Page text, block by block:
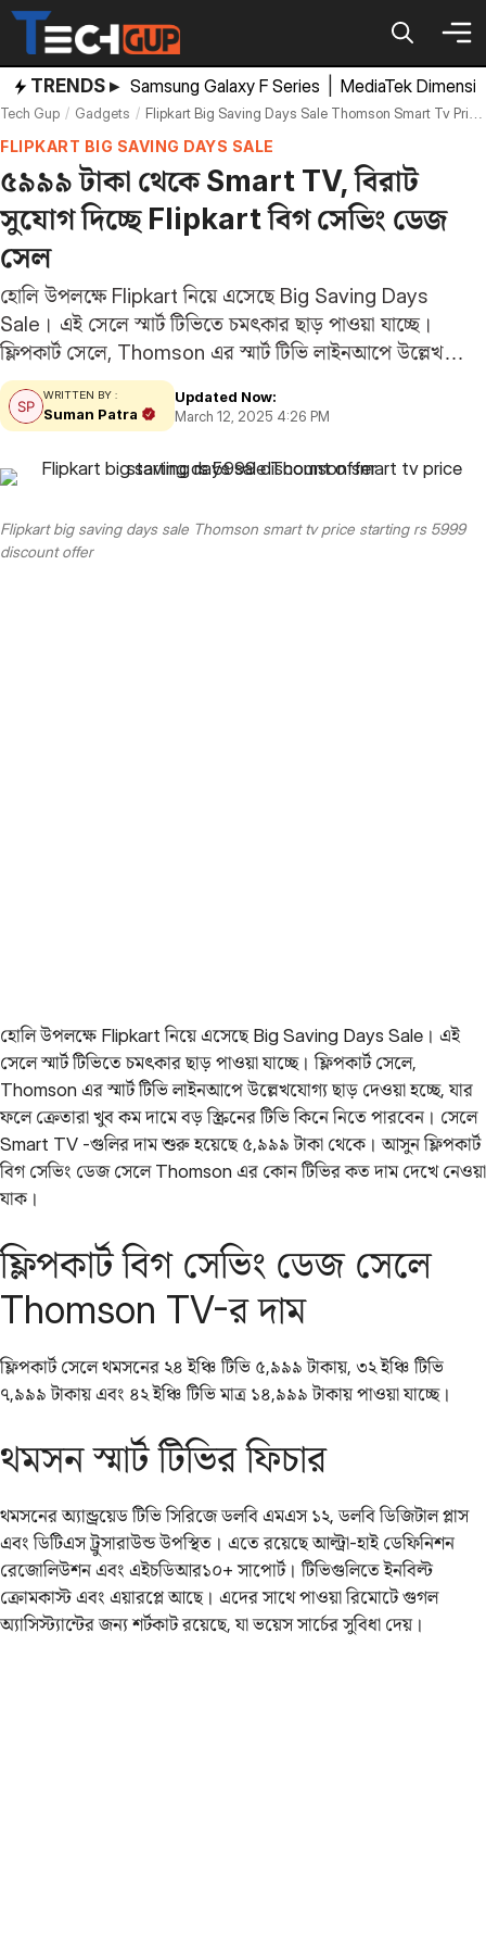
Skip
content
TRENDS ▸ Samsung Galaxy F Series MediaTek
Tech Gup Gadgets Flipkart Big Saving Days Sale Thomson Smart Tv Price Starting Rs 5999 Discount Offer
FLIPKART BIG SAVING DAYS SALE
৫৯৯৯ টাকা থেকে Smart TV, বিরাট
সুযোগ দিচ্ছে Flipkart বিগ সেভিং ডেজ
সেল
হোলি উপলক্ষে Flipkart নিয়ে এসেছে Big Saving Days
Sale। এই সেলে স্মার্ট টিভিতে চমৎকার ছাড় পাওয়া যাচ্ছে।
ফ্লিপকার্ট সেলে, Thomson এর স্মার্ট টিভি লাইনআপে উল্লেখযোগ্য
ছাড় দেওয়া হচ্ছে, যার ফলে ক্রেতারা খুব কম দামে বড় স্ক্রিনের টিভি
কিনে নিতে পারবেন।…
WRITTEN BY :
Suman Patra
Updated Now:
March 12, 2025 4:26 PM
Flipkart big saving days sale Thomson smart tv price starting rs 5999
discount offer
হোলি উপলক্ষে Flipkart নিয়ে এসেছে Big Saving Days Sale। এই
সেলে স্মার্ট টিভিতে চমৎকার ছাড় পাওয়া যাচ্ছে। ফ্লিপকার্ট সেলে,
Thomson এর স্মার্ট টিভি লাইনআপে উল্লেখযোগ্য ছাড় দেওয়া হচ্ছে, যার
ফলে ক্রেতারা খুব কম দামে বড় স্ক্রিনের টিভি কিনে নিতে পারবেন। সেলে
Smart TV -গুলির দাম শুরু হয়েছে ৫,৯৯৯ টাকা থেকে। আসুন ফ্লিপকার্ট
বিগ সেভিং ডেজ সেলে Thomson এর কোন টিভির কত দাম দেখে নেওয়া
যাক।
ফ্লিপকার্ট বিগ সেভিং ডেজ সেলে
Thomson TV-র দাম
ফ্লিপকার্ট সেলে থমসনের ২৪ ইঞ্চি টিভি ৫,৯৯৯ টাকায়, ৩২ ইঞ্চি টিভি
৭,৯৯৯ টাকায় এবং ৪২ ইঞ্চি টিভি মাত্র ১৪,৯৯৯ টাকায় পাওয়া যাচ্ছে।
থমসন স্মার্ট টিভির ফিচার
থমসনের অ্যান্ড্রয়েড টিভি সিরিজে ডলবি এমএস ১২, ডলবি ডিজিটাল প্লাস
এবং ডিটিএস ট্রুসারাউন্ড উপস্থিত। এতে রয়েছে আল্ট্রা-হাই ডেফিনিশন
রেজোলিউশন এবং এইচডিআর১০+ সাপোর্ট। টিভিগুলিতে ইনবিল্ট
ক্রোমকাস্ট এবং এয়ারপ্লে আছে। এদের সাথে পাওয়া রিমোটে গুগল
অ্যাসিস্ট্যান্টের জন্য শর্টকাট রয়েছে, যা ভয়েস সার্চের সুবিধা দেয়।